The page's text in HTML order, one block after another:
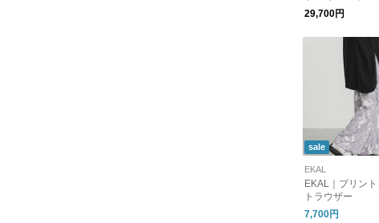
タックパンツ
SERS
ゾーン
29,700円
sale
EKAL
EKAL｜プリン
トラウザー
7,700円